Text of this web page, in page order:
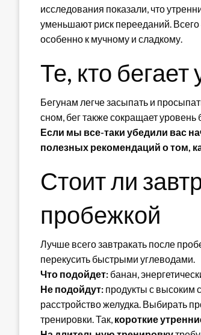
исследования показали, что
уменьшают риск перееданий.
особенно к мучному и сладкому.
Те, кто
Бегунам легче засыпать и
сном, бег также сокращает уровень
Если мы все-таки убедили вас
полезных рекомендаций о том,
Стоит ли
пробежкой
Лучше всего завтракать после
перекусить быстрыми углеводами.
Что подойдет: банан,
Не подойдут: продукты с высоким
расстройство желудка. Выбирать
тренировки. Так, короткие